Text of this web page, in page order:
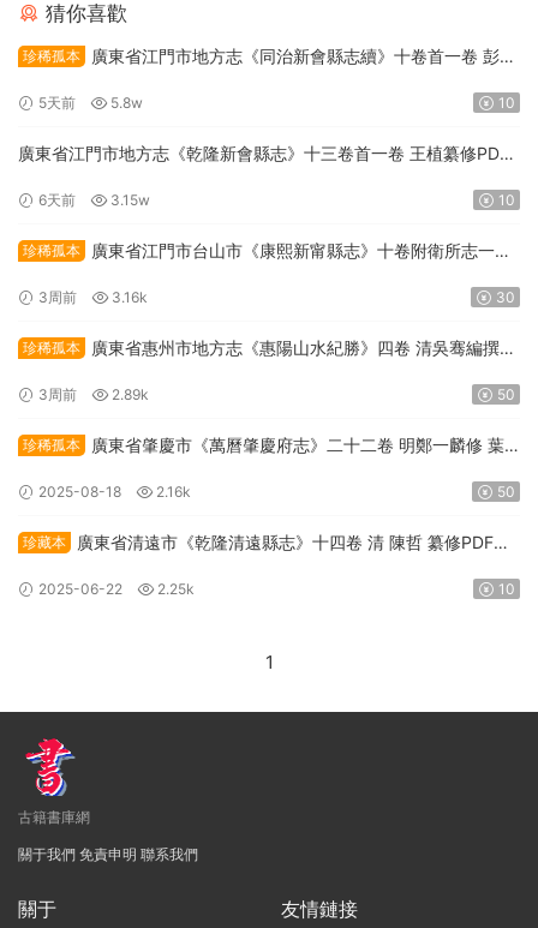
猜你喜歡
珍稀孤本
廣東省江門市地方志《同治新會縣志續》十卷首一卷 彭君
5天前 5.8w 10
廣東省江門市地方志《乾隆新會縣志》十三卷首一卷 王植纂修PDF
6天前 3.15w 10
珍稀孤本
廣東省江門市台山市《康熙新甯縣志》十卷附衛所志一卷
3周前 3.16k 30
珍稀孤本
廣東省惠州市地方志《惠陽山水紀勝》四卷 清吳骞編撰
3周前 2.89k 50
珍稀孤本
廣東省肇慶市《萬曆肇慶府志》二十二卷 明鄭一麟修 葉
2025-08-18 2.16k 50
珍藏本
廣東省清遠市《乾隆清遠縣志》十四卷 清 陳哲 纂修PDF高
2025-06-22 2.25k 10
1
古籍書庫網
關于我們 免責申明 聯系我們
關于 友情鏈接